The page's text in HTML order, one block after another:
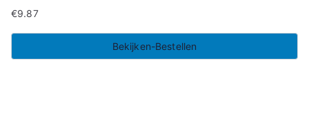
€9.87
Bekijken-Bestellen